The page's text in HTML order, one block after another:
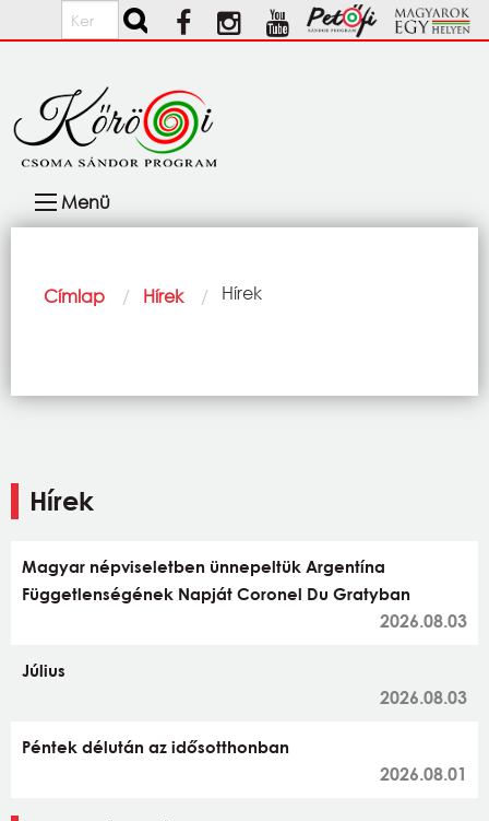
Ugrás a tartalomra
Keresés
navigáció
Menü
Morzsa
Címlap Hírek Current:
Hírek
Hírek
Magyar népviseletben ünnepeltük Argentína
Függetlenségének Napját Coronel Du Gratyban
2026.08.03
Július
2026.08.03
Péntek délután az idősotthonban
2026.08.01